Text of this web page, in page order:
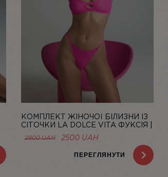
КОМПЛЕКТ ЖІНОЧОЇ БІЛИЗНИ ІЗ
СІТОЧКИ LA DOLCE VITA ФУКСІЯ |
2800UAH
ОРИГІНАЛЬНА
2800 UAH.
2500 UAHПОТОЧНА
2500 UAH.
ПЕРЕГЛЯНУТИ